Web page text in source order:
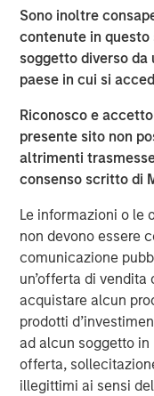
Sono inoltre
contenute in questo
soggetto diverso
paese in cui si
Riconosco e
presente sito non
altrimenti
consenso scritto di
Le informazioni o le
non devono essere
comunicazione
un’offerta di
acquistare alcun
prodotti
ad alcun soggetto
offerta,
illegittimi ai sensi
diversity into their
external managers,
inaugural poll of
supplemental
“Today we released
consequential
asset owners - that
said Carla Harris,
Managing Director
Group. “This report
increase equality in
hopefully encourage
benefits of a
The findings reveal
owners: